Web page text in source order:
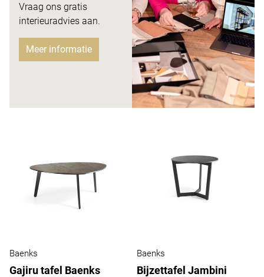
Vraag ons gratis
interieuradvies aan.
Meer informatie
Baenks
Gajiru tafel Baenks
Baenks
Bijzettafel Jambini